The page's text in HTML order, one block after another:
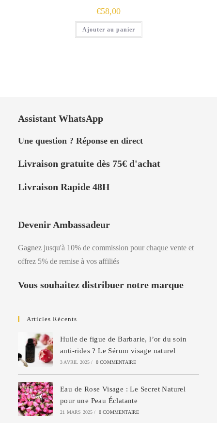
€58,00
Ajouter au panier
Assistant WhatsApp
Une question ? Réponse en direct
Livraisongratuite dès 75€ d'achat
Livraison Rapide 48H
Devenir Ambassadeur
Gagnez jusqu'à 10% de commission pour chaque vente et
offrez 5% de remise à vos affiliés
Vous souhaitez distribuer notre marque
Articles Récents
Huile de figue de Barbarie, l’or du soin
anti-rides ? Le Sérum visage naturel
3 AVRIL 2025 / 0 COMMENTAIRE
Eau de Rose Visage : Le Secret Naturel
pour une Peau Éclatante
21 MARS 2025 / 0 COMMENTAIRE